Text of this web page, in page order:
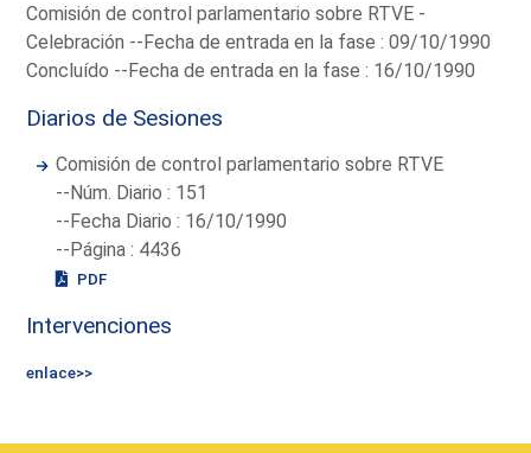
Comisión de control parlamentario sobre RTVE -
Celebración --Fecha de entrada en la fase : 09/10/1990
Concluído --Fecha de entrada en la fase : 16/10/1990
Diarios de Sesiones
Comisión de control parlamentario sobre RTVE
--Núm. Diario : 151
--Fecha Diario : 16/10/1990
--Página : 4436
PDF
Intervenciones
enlace>>